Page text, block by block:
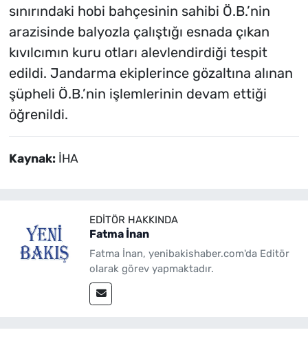
sınırındaki hobi bahçesinin sahibi Ö.B.’nin
arazisinde balyozla çalıştığı esnada çıkan
kıvılcımın kuru otları alevlendirdiği tespit
edildi. Jandarma ekiplerince gözaltına alınan
şüpheli Ö.B.’nin işlemlerinin devam ettiği
öğrenildi.
Kaynak: İHA
EDITÖR HAKKINDA
Fatma İnan
Fatma İnan, yenibakishaber.com'da Editör
olarak görev yapmaktadır.